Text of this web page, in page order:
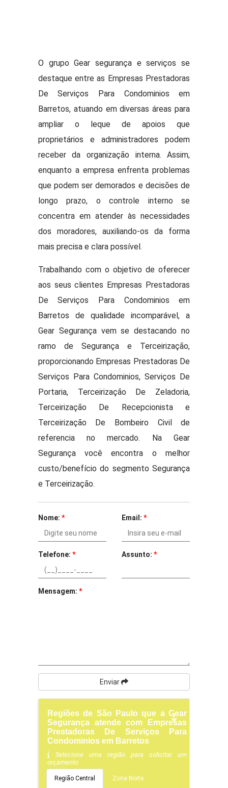
O grupo Gear segurança e serviços se
destaque entre as Empresas Prestadoras
De Serviços Para Condominios em
Barretos, atuando em diversas áreas para
ampliar o leque de apoios que
proprietários e administradores podem
receber da organização interna. Assim,
enquanto a empresa enfrenta problemas
que podem ser demorados e decisões de
longo prazo, o controle interno se
concentra em atender às necessidades
dos moradores, auxiliando-os da forma
mais precisa e clara possível.
Trabalhando com o objetivo de oferecer
aos seus clientes Empresas Prestadoras
De Serviços Para Condominios em
Barretos de qualidade incomparável, a
Gear Segurança vem se destacando no
ramo de Segurança e Terceirização,
proporcionando Empresas Prestadoras De
Serviços Para Condominios, Serviços De
Portaria, Terceirização De Zeladoria,
Terceirização De Recepcionista e
Terceirização De Bombeiro Civil de
referencia no mercado. Na Gear
Segurança você encontra o melhor
custo/benefício do segmento Segurança
e Terceirização.
Nome: * Email: *
Telefone: * Assunto: *
Mensagem: *
Enviar
Regiões de São Paulo que a Gear
Segurança atende com Empresas
Prestadoras De Serviços Para
Condominios em Barretos
Selecione uma região para solicitar um
orçamento
Região Central Zona Norte